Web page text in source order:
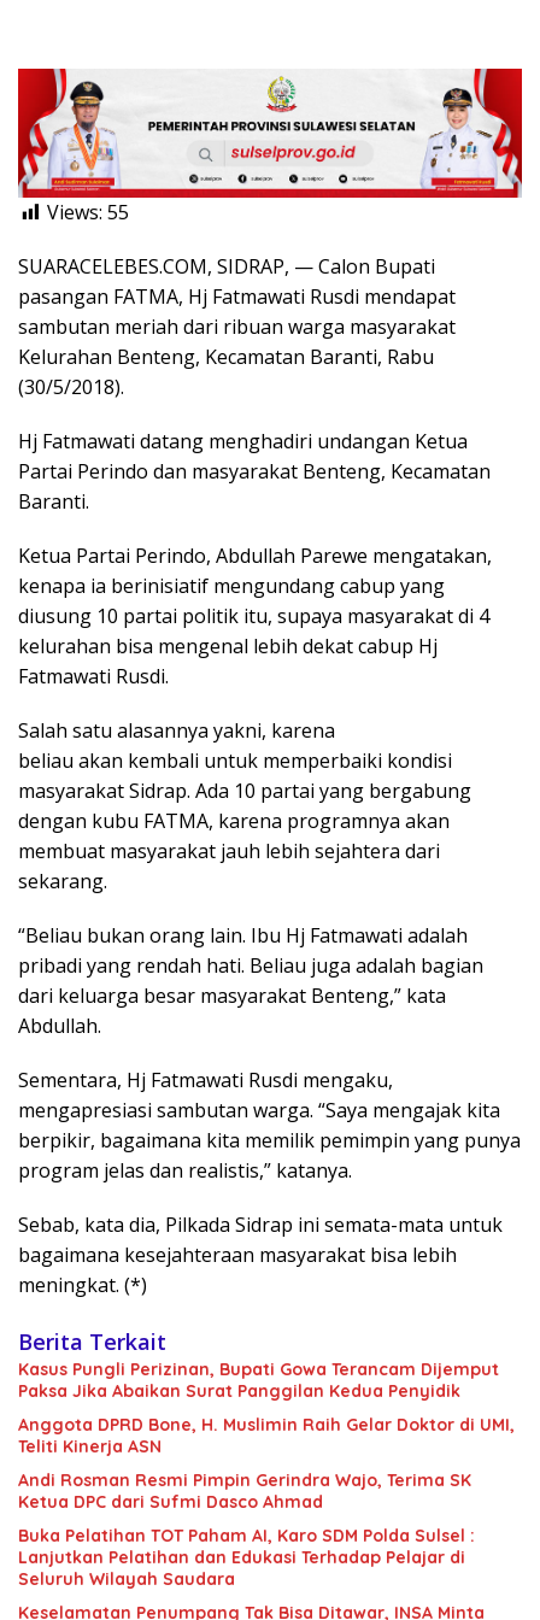
Views: 55
SUARACELEBES.COM, SIDRAP, — Calon Bupati
pasangan FATMA, Hj Fatmawati Rusdi mendapat
sambutan meriah dari ribuan warga masyarakat
Kelurahan Benteng, Kecamatan Baranti, Rabu
(30/5/2018).
Hj Fatmawati datang menghadiri undangan Ketua
Partai Perindo dan masyarakat Benteng, Kecamatan
Baranti.
Ketua Partai Perindo, Abdullah Parewe mengatakan,
kenapa ia berinisiatif mengundang cabup yang
diusung 10 partai politik itu, supaya masyarakat di 4
kelurahan bisa mengenal lebih dekat cabup Hj
Fatmawati Rusdi.
Salah satu alasannya yakni, karena
beliau akan kembali untuk memperbaiki kondisi
masyarakat Sidrap. Ada 10 partai yang bergabung
dengan kubu FATMA, karena programnya akan
membuat masyarakat jauh lebih sejahtera dari
sekarang.
“Beliau bukan orang lain. Ibu Hj Fatmawati adalah
pribadi yang rendah hati. Beliau juga adalah bagian
dari keluarga besar masyarakat Benteng,” kata
Abdullah.
Sementara, Hj Fatmawati Rusdi mengaku,
mengapresiasi sambutan warga. “Saya mengajak kita
berpikir, bagaimana kita memilik pemimpin yang punya
program jelas dan realistis,” katanya.
Sebab, kata dia, Pilkada Sidrap ini semata-mata untuk
bagaimana kesejahteraan masyarakat bisa lebih
meningkat. (*)
Berita Terkait
Kasus Pungli Perizinan, Bupati Gowa Terancam Dijemput
Paksa Jika Abaikan Surat Panggilan Kedua Penyidik
Anggota DPRD Bone, H. Muslimin Raih Gelar Doktor di UMI,
Teliti Kinerja ASN
Andi Rosman Resmi Pimpin Gerindra Wajo, Terima SK
Ketua DPC dari Sufmi Dasco Ahmad
Buka Pelatihan TOT Paham AI, Karo SDM Polda Sulsel :
Lanjutkan Pelatihan dan Edukasi Terhadap Pelajar di
Seluruh Wilayah Saudara
Keselamatan Penumpang Tak Bisa Ditawar, INSA Minta